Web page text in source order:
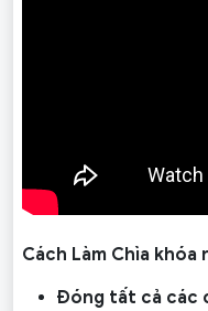
Cách Làm Chìa khóa
Đóng tất cả các